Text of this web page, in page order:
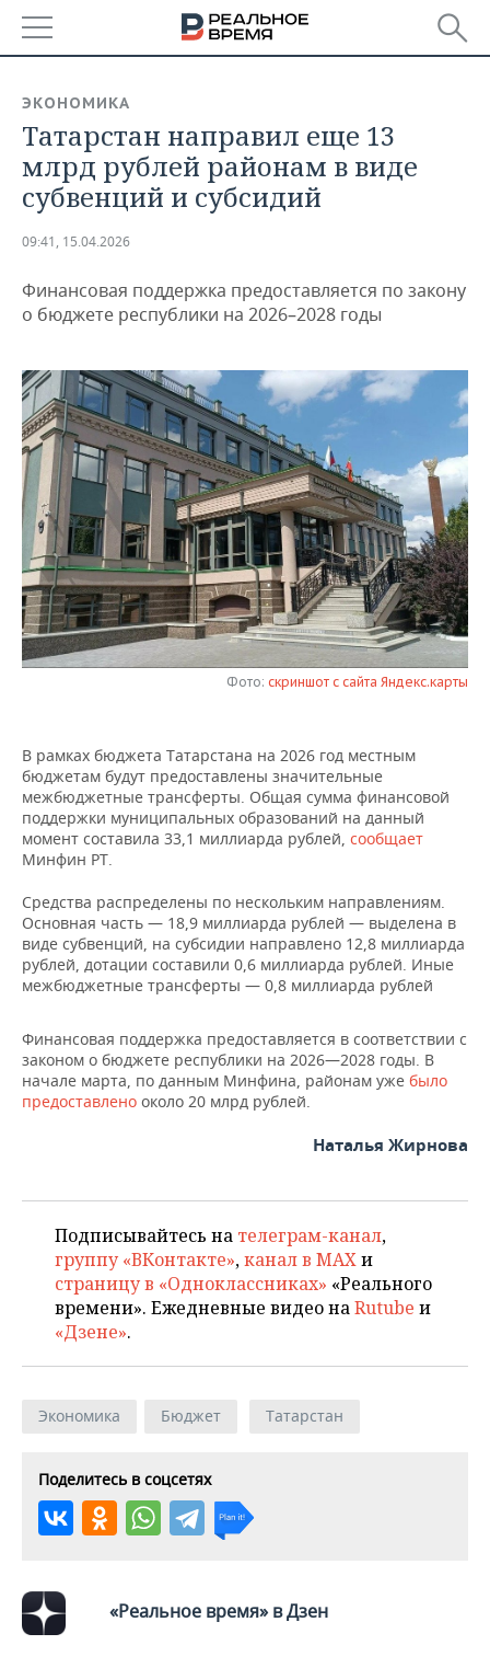
БАШКОРТОСТАН
ТАТАРСТАН
НОВОСТИ
АНАЛИТИКА
ДЕКЛАРАЦИИ О ДОХОДАХ
КОРОЛИ ГОСЗАКАЗА ПФО
ВУЗЫ ТАТАРСТАНА
КОМУ ПРИНАДЛЕЖАТ
ТОРГОВЫЕ ЦЕНТРЫ
ТАТАРСТАНА
НОВОСТИ ЭКОНОМИКИ
ФИНАНСЫ
БАНКИ
БЮДЖЕТ
ИНВЕСТИЦИИ
ПРОМЫШЛЕННОСТЬ
НОВОСТИ
АГРОПРОМ
МАШИНОСТРОЕНИЕ
НЕФТЕХИМИЯ
НЕФТЬ
ОПК
ЭНЕРГЕТИКА
НЕДВИЖИМОСТЬ
НОВОСТИ НЕДВИЖИМОСТИ
АВТО
НОВОСТИ АВТО
БИЗНЕС
НОВОСТИ БИЗНЕСА
РОЗНИЧНАЯ ТОРГОВЛЯ
ТРАНСПОРТ
УСЛУГИ
ТЕХНОЛОГИИ
НОВОСТИ ТЕХНОЛОГИЙ
IT
МЕДИА
МЕРОПРИЯТИЯ
НОВОСТИ МЕРОПРИЯТИЙ
ВЫЕЗДНАЯ РЕДАКЦИЯ
ОТКРЫТАЯ ЛЕКЦИЯ
СПОРТ
НОВОСТИ СПОРТА
БАСКЕТБОЛ
ВОЛЕЙБОЛ
ФИГУРНОЕ КАТАНИЕ
ВОДНЫЕ ВИДЫ СПОРТА
ХОККЕЙ С МЯЧОМ
ОБЩЕСТВО
ИНФРАСТРУКТУРА
ИСТОРИЯ
МЕДИЦИНА
ОБРАЗОВАНИЕ
ПРОИСШЕСТВИЯ
СПРАВОЧНИК
СПИСОК ПЕРСОН
ПОЛНАЯ ВЕРСИЯ
ЭКОНОМИКА
Татарстан направил еще 13
млрд рублей районам в виде
субвенций и субсидий
09:41, 15.04.2026
Финансовая поддержка предоставляется по закону
о бюджете республики на 2026–2028 годы
Фото: скриншот с сайта Яндекс.карты
В рамках бюджета Татарстана на 2026 год местным
бюджетам будут предоставлены значительные
межбюджетные трансферты. Общая сумма финансовой
поддержки муниципальных образований на данный
момент составила 33,1 миллиарда рублей, сообщает
Минфин РТ.
Средства распределены по нескольким направлениям.
Основная часть — 18,9 миллиарда рублей — выделена в
виде субвенций, на субсидии направлено 12,8 миллиарда
рублей, дотации составили 0,6 миллиарда рублей. Иные
межбюджетные трансферты — 0,8 миллиарда рублей
Финансовая поддержка предоставляется в соответствии с
законом о бюджете республики на 2026—2028 годы. В
начале марта, по данным Минфина, районам уже было
предоставлено около 20 млрд рублей.
Наталья Жирнова
Подписывайтесь на телеграм-канал,
группу «ВКонтакте»,канал в MAXи
страницу в «Одноклассниках» «Реального
времени». Ежедневные видео наRutube и
«Дзене».
Экономика Бюджет Татарстан
Поделитесь в соцсетях
«Реальное время» в Дзен